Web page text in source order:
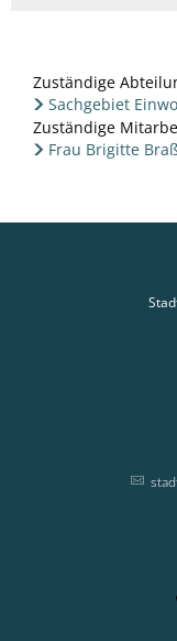
Zuständige
Sachgebiet
Zuständige
Frau Brigitte